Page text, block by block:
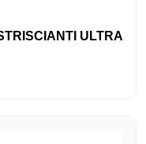
ULTRA